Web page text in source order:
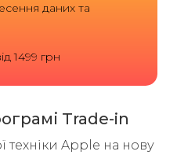
даних та
1499 грн
Trade-in
техніки Apple на нову